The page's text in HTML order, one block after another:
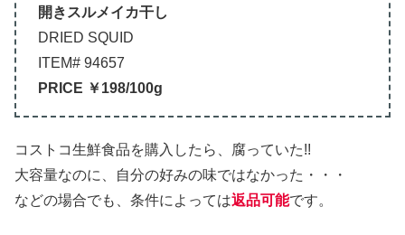
開きスルメイカ干し
DRIED SQUID
ITEM# 94657
PRICE ￥198/100g
コストコ生鮮食品を購入したら、腐っていた!!
大容量なのに、自分の好みの味ではなかった・・・
などの場合でも、条件によっては返品可能です。